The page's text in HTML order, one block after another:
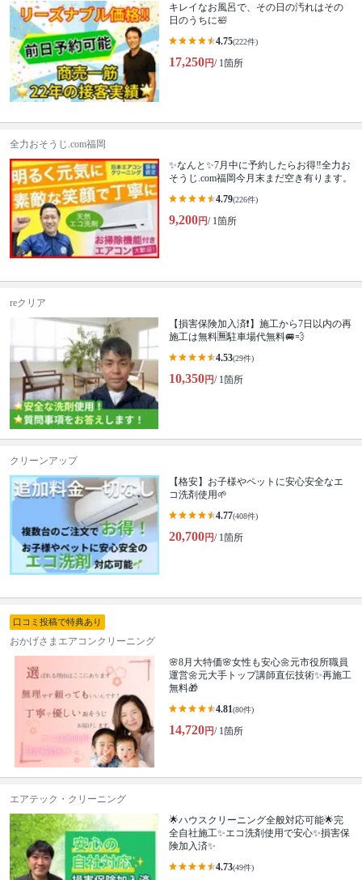
キレイなお風呂で、その日の汚れはその
日のうちに🛀
4.75(222件)
17,250円/ 1箇所
全力おそうじ.com福岡
✨なんと✨7月中に予約したらお得‼️全力お
そうじ.com福岡今月末まだ空き有ります。
4.79(226件)
9,200円/ 1箇所
reクリア
【損害保険加入済❗️】施工から7日以内の再
施工は無料🈚️駐車場代無料🚐💨
4.53(29件)
10,350円/ 1箇所
クリーンアップ
【格安】お子様やペットに安心安全なエ
コ洗剤使用🌱
4.77(408件)
20,700円/ 1箇所
口コミ投稿で特典あり
おかげさまエアコンクリーニング
🌸8月大特価🌸女性も安心🌼元市役所職員
運営🌼元大手トップ講師直伝技術✨再施工
無料🎁
4.81(80件)
14,720円/ 1箇所
エアテック・クリーニング
🌟ハウスクリーニング全般対応可能🌟完
全自社施工✨エコ洗剤使用で安心✨損害保
険加入済✨
4.73(49件)